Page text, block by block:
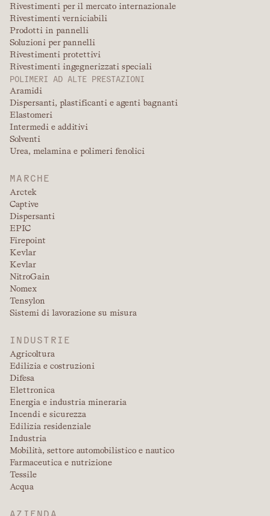
Rivestimenti per il mercato internazionale
Rivestimenti verniciabili
Prodotti in pannelli
Soluzioni per pannelli
Rivestimenti protettivi
Rivestimenti ingegnerizzati speciali
POLIMERI AD ALTE PRESTAZIONI
Aramidi
Dispersanti, plastificanti e agenti bagnanti
Elastomeri
Intermedi e additivi
Solventi
Urea, melamina e polimeri fenolici
MARCHE
Arctek
Captive
Dispersanti
EPIC
Firepoint
Kevlar
Kevlar
NitroGain
Nomex
Tensylon
Sistemi di lavorazione su misura
INDUSTRIE
Agricoltura
Edilizia e costruzioni
Difesa
Elettronica
Energia e industria mineraria
Incendi e sicurezza
Edilizia residenziale
Industria
Mobilità, settore automobilistico e nautico
Farmaceutica e nutrizione
Tessile
Acqua
AZIENDA